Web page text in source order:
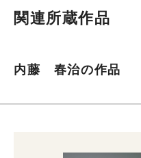
関連所蔵作品
内藤 春治の作品